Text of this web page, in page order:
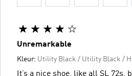
Unremarkable
Kleur: Utility Black / Utility Black /
It’s a nice shoe, like all SL 72s,